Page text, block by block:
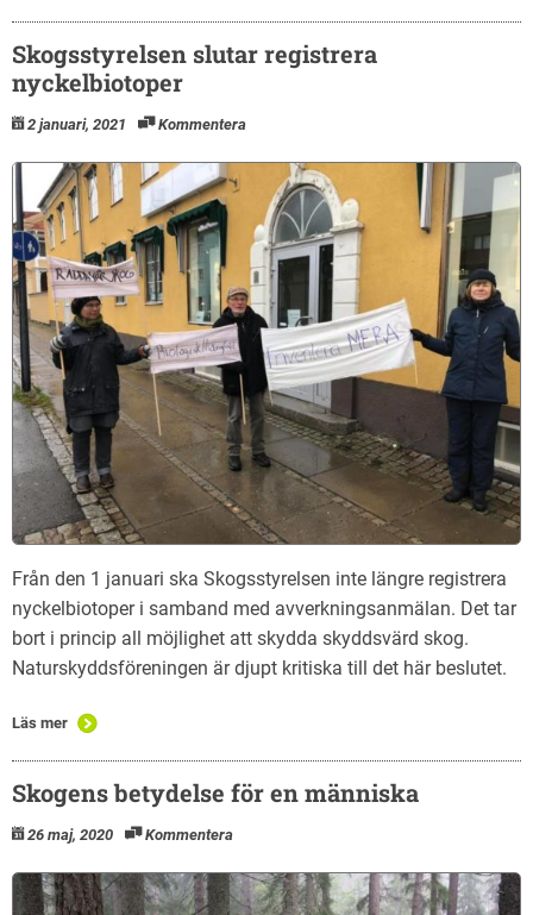
Skogsstyrelsen slutar registrera
nyckelbiotoper
2 januari, 2021 Kommentera
Från den 1 januari ska Skogsstyrelsen inte längre registrera
nyckelbiotoper i samband med avverkningsanmälan. Det tar
bort i princip all möjlighet att skydda skyddsvärd skog.
Naturskyddsföreningen är djupt kritiska till det här beslutet.
Läs mer
Skogens betydelse för en människa
26 maj, 2020 Kommentera